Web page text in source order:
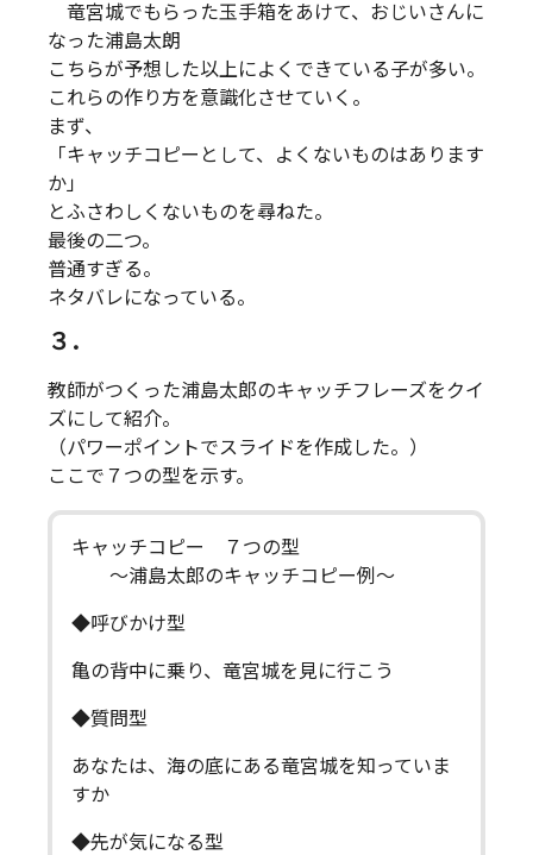
竜宮城でもらった玉手箱をあけて、おじいさんに
なった浦島太朗
こちらが予想した以上によくできている子が多い。
これらの作り方を意識化させていく。
まず、
「キャッチコピーとして、よくないものはあります
か」
とふさわしくないものを尋ねた。
最後の二つ。
普通すぎる。
ネタバレになっている。
３．
教師がつくった浦島太郎のキャッチフレーズをクイ
ズにして紹介。
（パワーポイントでスライドを作成した。）
ここで７つの型を示す。
キャッチコピー ７つの型
～浦島太郎のキャッチコピー例～
◆呼びかけ型
亀の背中に乗り、竜宮城を見に行こう
◆質問型
あなたは、海の底にある竜宮城を知っていま
すか
◆先が気になる型